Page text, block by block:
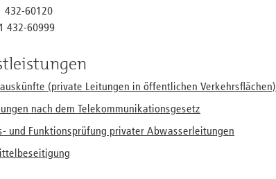
432-60120
432-60999
(private Leitungen in öffentlichen Verkehrsflächen)
nach dem Telekommunikationsgesetz
und Funktionsprüfung privater Abwasserleitungen